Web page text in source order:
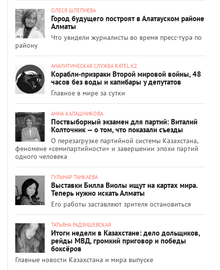
ОЛЕСЯ ШЛЕПНЕВА
Город будущего построят в Алатауском районе
Алматы
Что увидели журналисты во время пресс-тура по
району
АНАЛИТИЧЕСКАЯ СЛУЖБА RATEL.KZ
Корабли-призраки Второй мировой войны, 48
часов без воды и капибары у депутатов
Главное в мире за сутки
АННА КАЛАШНИКОВА
Поствыборный экзамен для партий: Виталий
Колточник — о том, что показали съезды
О перезагрузке партийной системы Казахстана,
феномене «семипартийности» и завершении эпохи партий
одного человека
ГУЛЬНАР ТАНКАЕВА
Выставки Билла Виолы ищут на картах мира.
Теперь нужно искать Алматы
Его работы заставляют зрителя остановиться
ТАТЬЯНА РАДЗИШЕВСКАЯ
Итоги недели в Казахстане: дело дольщиков,
рейды МВД, громкий приговор и победы
боксёров
Главные новости Казахстана и мира выпуске